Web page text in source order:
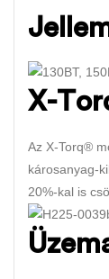
X-
Az X-Torq®
károsanyag-
20%-kal is